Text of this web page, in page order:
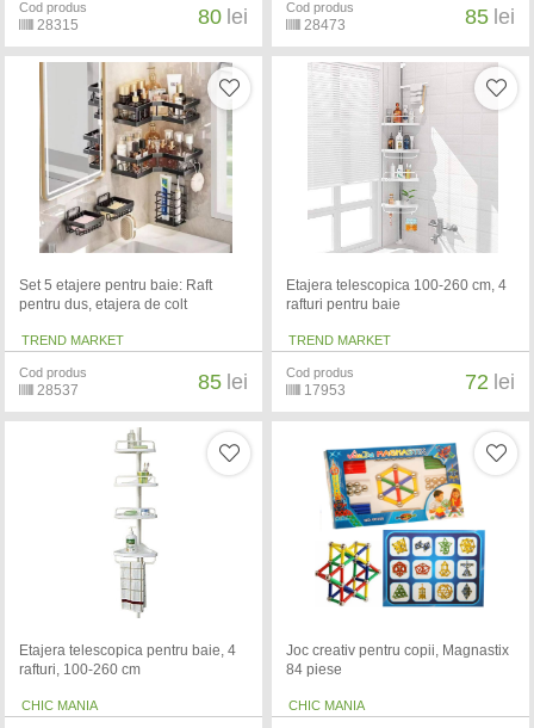
Cod produs
28315 80 lei Cod produs
28473 85 lei
Set 5 etajere pentru baie: Raft
pentru dus, etajera de colt
TREND MARKET
Cod produs
28537 85 lei
Etajera telescopica 100-260 cm, 4
rafturi pentru baie
TREND MARKET
Cod produs
17953 72 lei
Etajera telescopica pentru baie, 4
rafturi, 100-260 cm
CHIC MANIA
Joc creativ pentru copii, Magnastix
84 piese
CHIC MANIA